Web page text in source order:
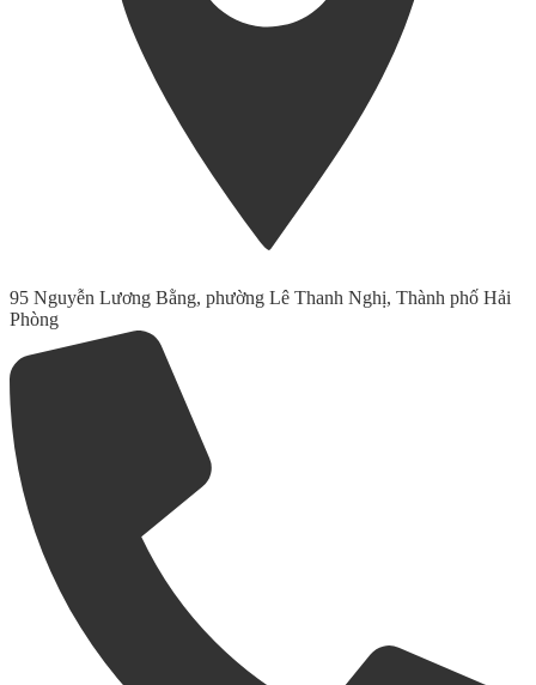
95 Nguyễn Lương Bằng, phường Lê Thanh Nghị, Thành phố Hải
Phòng